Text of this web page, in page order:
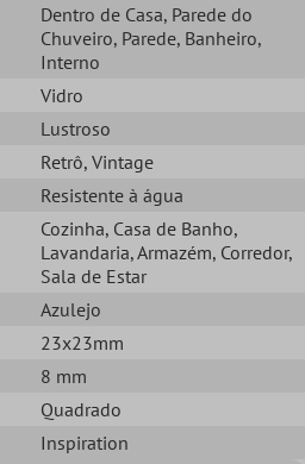
Dentro de Casa, Parede do
Chuveiro, Parede, Banheiro,
Interno
Vidro
Lustroso
Retrô, Vintage
Resistente à água
Cozinha, Casa de Banho,
Lavandaria, Armazém, Corredor,
Sala de Estar
Azulejo
23x23mm
8 mm
Quadrado
Inspiration